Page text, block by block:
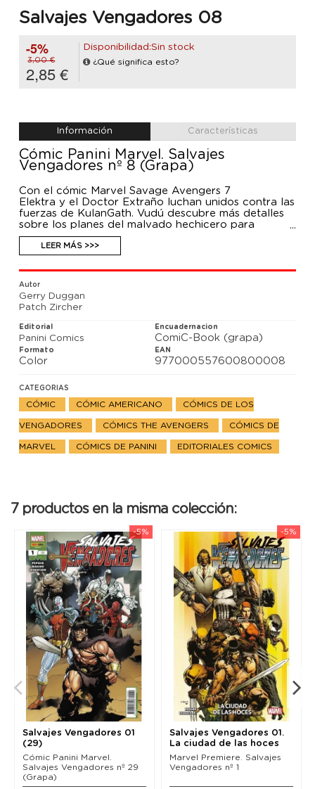
Salvajes Vengadores 08
-5%
3,00 €
2,85 €
Disponibilidad:Sin stock
¿Qué significa esto?
Información Características
Cómic Panini Marvel. Salvajes
Vengadores nº 8 (Grapa)
Con el cómic Marvel Savage Avengers 7
Elektra y el Doctor Extraño luchan unidos contra las
fuerzas de KulanGath. Vudú descubre más detalles
sobre los planes del malvado hechicero para
dominar la Tierra y el viaje de Conan hacia el norte
desde Sudamérica toma un interesante atajo... por
Latveria.
LEER MÁS >>>
Autor
Gerry Duggan
Patch Zircher
Editorial
Panini Comics
Encuadernacion
ComiC-Book (grapa)
Formato
Color
EAN
977000557600800008
CATEGORIAS
CÓMIC CÓMIC AMERICANO CÓMICS DE LOS
VENGADORES CÓMICS THE AVENGERS CÓMICS DE
MARVEL CÓMICS DE PANINI EDITORIALES COMICS
7 productos en la misma colección:
-5%
Salvajes Vengadores 01
(29)
Cómic Panini Marvel.
Salvajes Vengadores nº 29
(Grapa)
-5%
Salvajes Vengadores 01.
La ciudad de las hoces
(Marvel Premiere)
Marvel Premiere. Salvajes
Vengadores nº 1